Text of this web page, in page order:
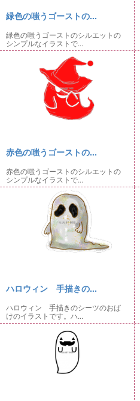
緑色の嗤うゴーストの...
緑色の嗤うゴーストのシルエットの
シンプルなイラストで...
赤色の嗤うゴーストの...
赤色の嗤うゴーストのシルエットの
シンプルなイラストで...
ハロウィン 手描きの...
ハロウィン 手描きのシーツのおば
けのイラストです。ハ...